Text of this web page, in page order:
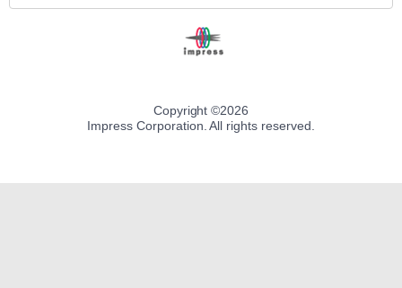
Copyright ©2026
Impress Corporation. All rights reserved.